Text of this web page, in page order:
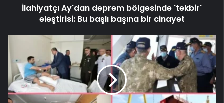
İlahiyatçı Ay'dan deprem bölgesinde 'tekbir'
eleştirisi: Bu başlı başına bir cinayet